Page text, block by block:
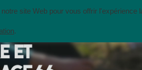
site Web pour vous offrir
.